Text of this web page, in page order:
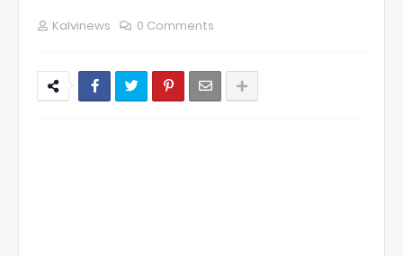
Kalvinews 0 Comments